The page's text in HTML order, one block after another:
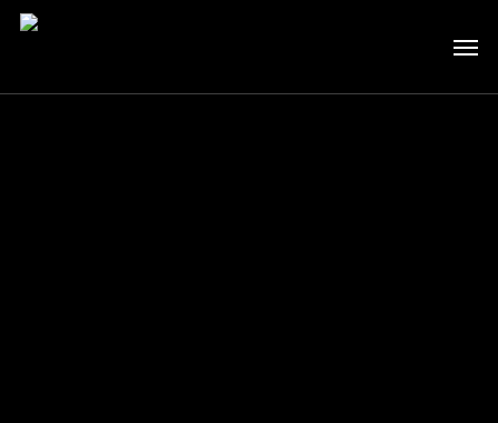
Skip
content